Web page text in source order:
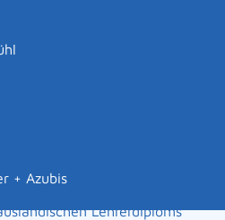
+ Azubis
Daten der Hochschule
melden
Stiftung
beantragen
, Zertifizierung- oder
Stelle) nach
Lehrerdiploms